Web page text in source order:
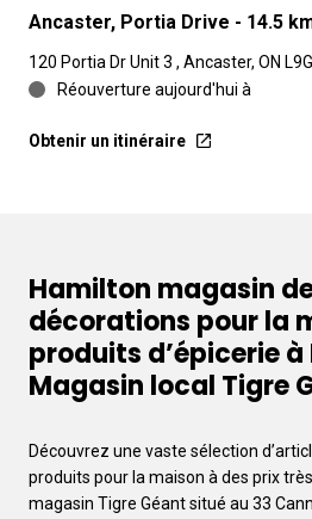
Ancaster, Portia Drive - 14.5
120 Portia Dr Unit 3 , Ancaster, ON
Réouverture aujourd'hui à
Obtenir un itinéraire
Hamilton magasin
décorations pour la
produits d’épicerie à
Magasin local Tigre
Découvrez une vaste sélection
produits pour la maison à des prix
magasin Tigre Géant situé au 33